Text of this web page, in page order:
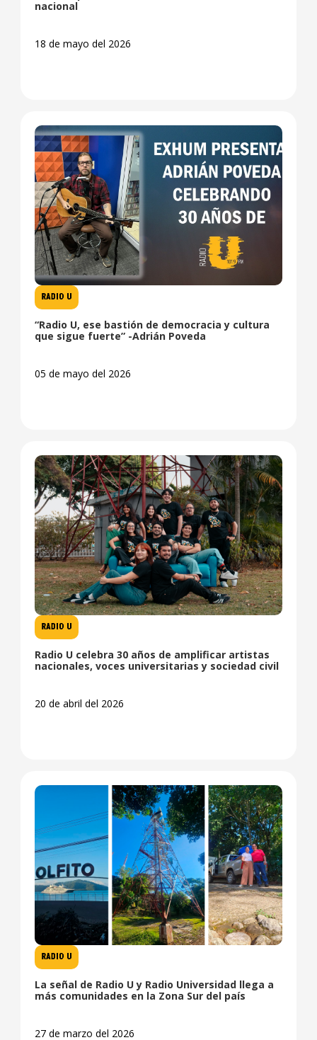
nacional
18 de mayo del 2026
RADIO U
“Radio U, ese bastión de democracia y cultura
que sigue fuerte” -Adrián Poveda
05 de mayo del 2026
RADIO U
Radio U celebra 30 años de amplificar artistas
nacionales, voces universitarias y sociedad civil
20 de abril del 2026
RADIO U
La señal de Radio U y Radio Universidad llega a
más comunidades en la Zona Sur del país
27 de marzo del 2026